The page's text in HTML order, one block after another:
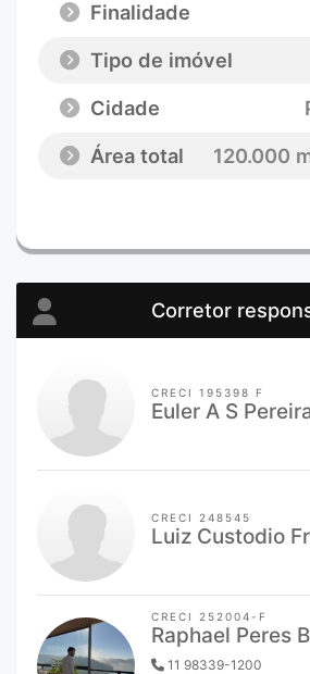
Finalidade
Tipo de imóvel
Cidade
Área total
120.000
Corretor
CRECI 195398 F
Euler A S
CRECI 248545
Luiz Custodio
CRECI 252004-F
Raphael Peres
11 98339-1200